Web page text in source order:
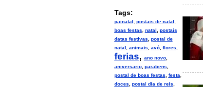
Tags:
painatal postais de natal
boas festas
natal
postais
datas festivas
postal de
natal
animais avó, flores
ferias, ano novo,
aniversario, parabens
postal de boas festas
festa
doces
postal dia de reis